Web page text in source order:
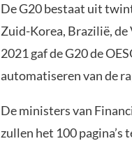
De G20 bestaat uit
Zuid-Korea, Brazilië, de
2021 gaf de G20 de
automatiseren van de
De ministers van
zullen het 100